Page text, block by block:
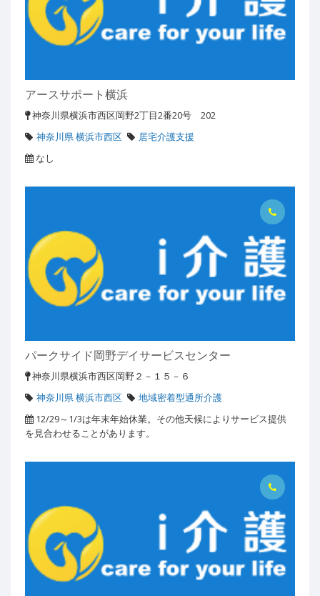
アースサポート横浜
神奈川県横浜市西区岡野2丁目2番20号 202
神奈川県 横浜市西区
居宅介護支援
なし
パークサイド岡野デイサービスセンター
神奈川県横浜市西区岡野２－１５－６
神奈川県 横浜市西区
地域密着型通所介護
12/29～1/3は年末年始休業。その他天候によりサービス提供
を見合わせることがあります。